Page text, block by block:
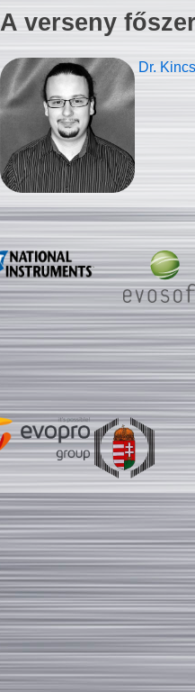
A verseny
Dr.